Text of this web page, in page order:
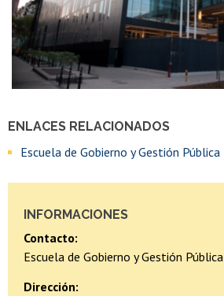
ENLACES RELACIONADOS
Escuela de Gobierno y Gestión Pública
INFORMACIONES
Contacto:
Escuela de Gobierno y Gestión Pública
Dirección: